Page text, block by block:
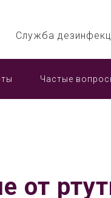
Служба
Частые
от